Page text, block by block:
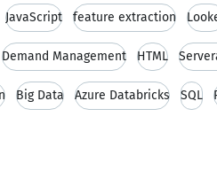
JavaScript feature extraction
Demand Management HTML
Big Data Azure Databricks SQL